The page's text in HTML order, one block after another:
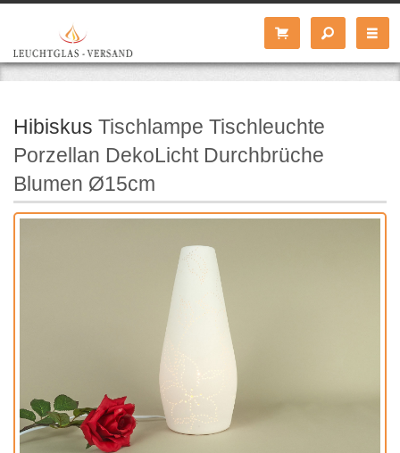
Hibiskus Tischlampe Tischleuchte
Porzellan DekoLicht Durchbrüche
Blumen Ø15cm